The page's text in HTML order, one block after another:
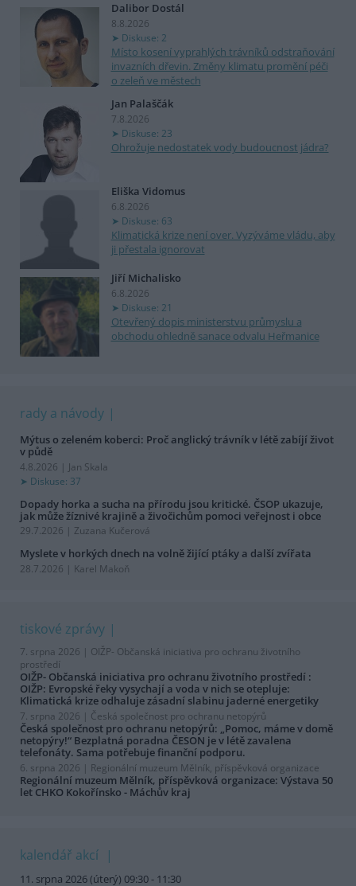
Dalibor Dostál
8.8.2026
Diskuse: 2
Místo kosení vyprahlých trávníků odstraňování
invazních dřevin. Změny klimatu promění péči
o zeleň ve městech
Jan Palaščák
7.8.2026
Diskuse: 23
Ohrožuje nedostatek vody budoucnost jádra?
Eliška Vidomus
6.8.2026
Diskuse: 63
Klimatická krize není over. Vyzýváme vládu, aby
ji přestala ignorovat
Jiří Michalisko
6.8.2026
Diskuse: 21
Otevřený dopis ministerstvu průmyslu a
obchodu ohledně sanace odvalu Heřmanice
rady a návody
Mýtus o zeleném koberci: Proč anglický trávník v létě zabíjí život
v půdě
4.8.2026 | Jan Skala
Diskuse: 37
Dopady horka a sucha na přírodu jsou kritické. ČSOP ukazuje,
jak může žíznivé krajině a živočichům pomoci veřejnost i obce
29.7.2026 | Zuzana Kučerová
Myslete v horkých dnech na volně žijící ptáky a další zvířata
28.7.2026 | Karel Makoň
tiskové zprávy
7. srpna 2026 | OIŽP- Občanská iniciativa pro ochranu životního
prostředí
OIŽP- Občanská iniciativa pro ochranu životního prostředí :
OIŽP: Evropské řeky vysychají a voda v nich se otepluje:
Klimatická krize odhaluje zásadní slabinu jaderné energetiky
7. srpna 2026 | Česká společnost pro ochranu netopýrů
Česká společnost pro ochranu netopýrů: „Pomoc, máme v domě
netopýry!“ Bezplatná poradna ČESON je v létě zavalena
telefonáty. Sama potřebuje finanční podporu.
6. srpna 2026 | Regionální muzeum Mělník, příspěvková organizace
Regionální muzeum Mělník, příspěvková organizace: Výstava 50
let CHKO Kokořínsko - Máchův kraj
kalendář akcí
11. srpna 2026 (úterý) 09:30 - 11:30